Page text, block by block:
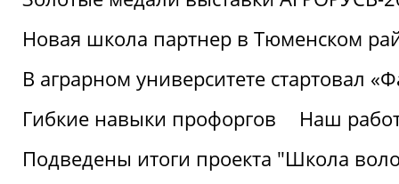
Новая школа партнер в Тюменском
В аграрном университете стартовал
Гибкие навыки профоргов
Наш
Подведены итоги проекта "Школа